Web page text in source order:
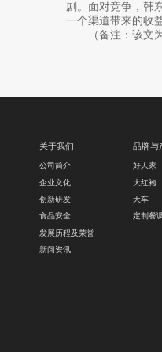
剧。面对竞争，韩
一个渠道带来的收
（备注：该文为
关于我们
公司简介
企业文化
创新研发
食品安全
发展历程及荣誉
新闻资讯
品牌与
好人家
大红袍
天车
定制餐